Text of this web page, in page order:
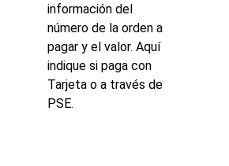
información del
número de la orden a
pagar y el valor. Aquí
indique si paga con
Tarjeta o a través de
PSE.